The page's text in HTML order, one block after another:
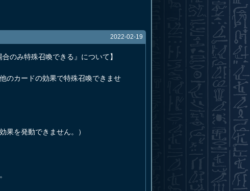
2022-02-19
のみ特殊召喚できる』について】
のカードの効果で特殊召喚できませ
果を発動できません。）